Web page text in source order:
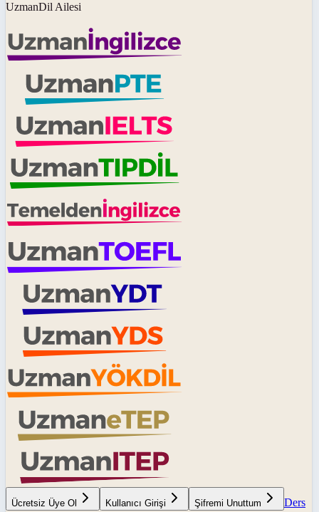
UzmanDil Ailesi
Ücretsiz Üye Ol Kullanıcı Girişi Şifremi Unuttum
Ders